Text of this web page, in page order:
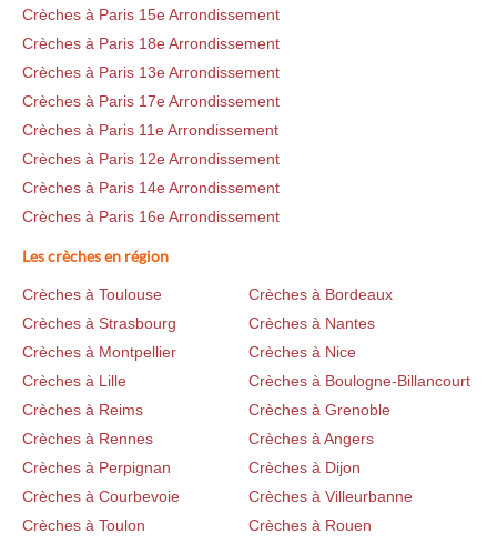
Crèches à Paris 15e Arrondissement
Crèches à Paris 18e Arrondissement
Crèches à Paris 13e Arrondissement
Crèches à Paris 17e Arrondissement
Crèches à Paris 11e Arrondissement
Crèches à Paris 12e Arrondissement
Crèches à Paris 14e Arrondissement
Crèches à Paris 16e Arrondissement
Les crèches en région
Crèches à Toulouse
Crèches à Bordeaux
Crèches à Strasbourg
Crèches à Nantes
Crèches à Montpellier
Crèches à Nice
Crèches à Lille
Crèches à Boulogne-Billancourt
Crèches à Reims
Crèches à Grenoble
Crèches à Rennes
Crèches à Angers
Crèches à Perpignan
Crèches à Dijon
Crèches à Courbevoie
Crèches à Villeurbanne
Crèches à Toulon
Crèches à Rouen